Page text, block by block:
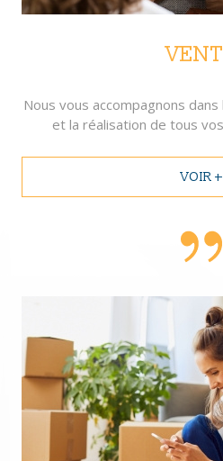
Nous vous accompagnons
et la réalisation de tous
VOIR +